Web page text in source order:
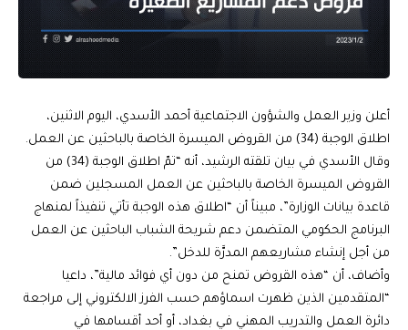
أعلن وزير العمل والشؤون الاجتماعية أحمد الأسدي، اليوم الاثنين،
اطلاق الوجبة (34) من القروض الميسرة الخاصة بالباحثين عن العمل.
وقال الأسدي في بيان تلقته الرشيد، أنه “تمّ اطلاق الوجبة (34) من
القروض الميسرة الخاصة بالباحثين عن العمل المسجلين ضمن
قاعدة بيانات الوزارة”، مبيناً أن “اطلاق هذه الوجبة تأتي تنفيذاً لمنهاج
البرنامج الحكومي المتضمن دعم شريحة الشباب الباحثين عن العمل
من أجل إنشاء مشاريعهم المدرَّة للدخل”.
وأضاف، أن “هذه القروض تمنح من دون أي فوائد مالية”، داعيا
“المتقدمين الذين ظهرت اسماؤهم حسب الفرز الالكتروني إلى مراجعة
دائرة العمل والتدريب المهني في بغداد، أو أحد أقسامها في